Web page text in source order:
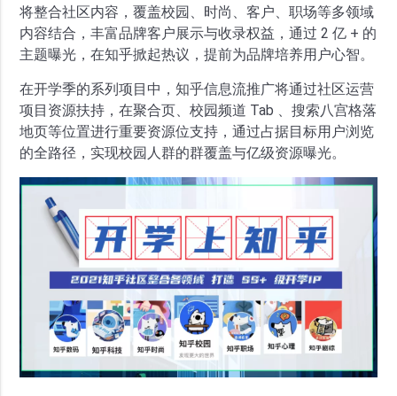
将整合社区内容，覆盖校园、时尚、客户、职场等多领域
内容结合，丰富品牌客户展示与收录权益，通过 2 亿 + 的
主题曝光，在知乎掀起热议，提前为品牌培养用户心智。
在开学季的系列项目中，知乎信息流推广将通过社区运营
项目资源扶持，在聚合页、校园频道 Tab 、搜索八宫格落
地页等位置进行重要资源位支持，通过占据目标用户浏览
的全路径，实现校园人群的群覆盖与亿级资源曝光。